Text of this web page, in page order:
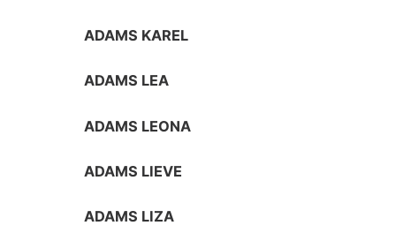
ADAMS KAREL
ADAMS LEA
ADAMS LEONA
ADAMS LIEVE
ADAMS LIZA